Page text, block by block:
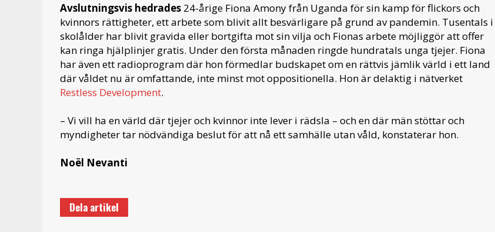
Avslutningsvis hedrades 24-årige Fiona Amony från Uganda för sin kamp för flickors och
kvinnors rättigheter, ett arbete som blivit allt besvärligare på grund av pandemin. Tusentals i
skolålder har blivit gravida eller bortgifta mot sin vilja och Fionas arbete möjliggör att offer
kan ringa hjälplinjer gratis. Under den första månaden ringde hundratals unga tjejer. Fiona
har även ett radioprogram där hon förmedlar budskapet om en rättvis jämlik värld i ett land
där våldet nu är omfattande, inte minst mot oppositionella. Hon är delaktig i nätverket
Restless Development.
– Vi vill ha en värld där tjejer och kvinnor inte lever i rädsla – och en där män stöttar och
myndigheter tar nödvändiga beslut för att nå ett samhälle utan våld, konstaterar hon.
Noël Nevanti
Dela artikel